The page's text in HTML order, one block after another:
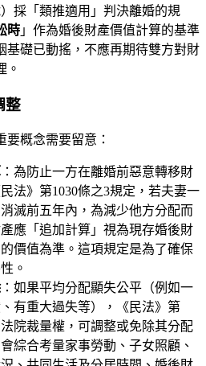
採「類推適用」判決離婚的規
時 」作為婚後財產價值計算的基準
基礎已動搖，不應再期待雙方對財
。
整
要概念需要留意：
：為防止一方在離婚前惡意轉移財
法》第1030條之3規定，若夫妻一
滅前五年內，為減少他方分配而
應「追加計算」視為現存婚後財
價值為準。這項規定是為了確保
。
：如果平均分配顯失公平（例如一
有重大過失等），《民法》第
院裁量權，可調整或免除其分配
綜合考量家事勞動、子女照顧、